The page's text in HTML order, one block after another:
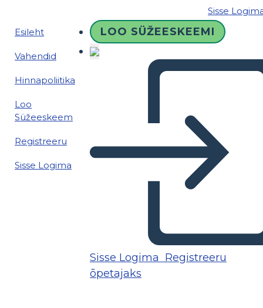
Sisse
Esileht
Vahendid
Hinnapoliitika
Loo
Süžeeskeem
Registreeru
Sisse Logima
LOO SÜŽEESKEEMI
Sisse Logima Registreeru
õpetajaks